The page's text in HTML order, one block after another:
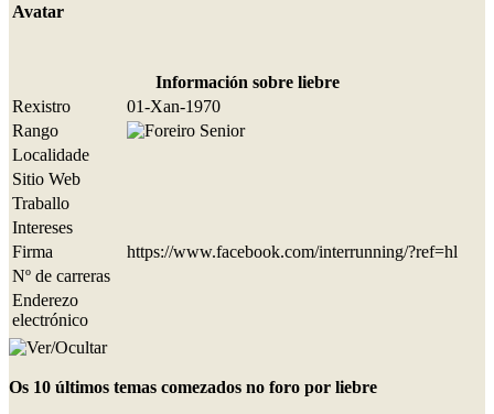
Avatar
Información sobre liebre
Rexistro
01-Xan-1970
Rango
Localidade
Sitio Web
Traballo
Intereses
Firma
https://www.facebook.com/interrunning/?ref=hl
Nº de carreras
Enderezo
electrónico
Os 10 últimos temas comezados no foro por liebre